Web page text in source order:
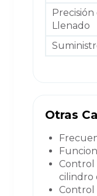
Precisión
Llenado
Otras
Control
cilindro
Control